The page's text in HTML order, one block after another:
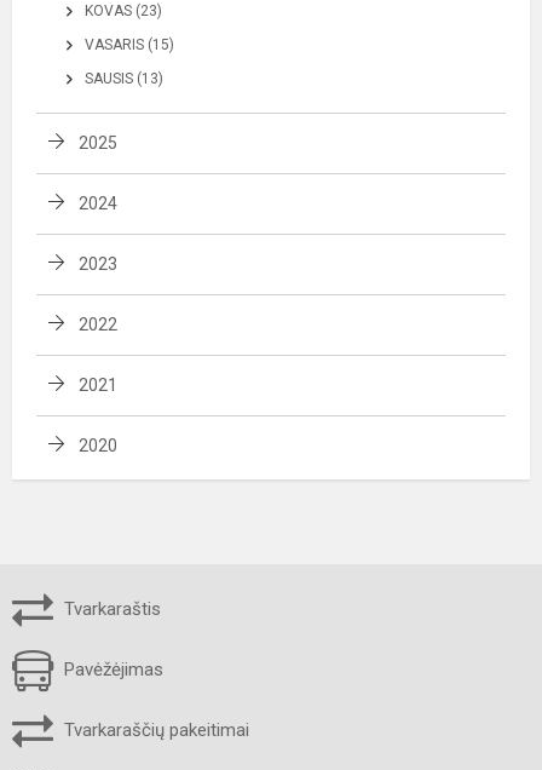
KOVAS (23)
VASARIS (15)
SAUSIS (13)
2025
2024
2023
2022
2021
2020
Tvarkaraštis
Pavėžėjimas
Tvarkaraščių pakeitimai